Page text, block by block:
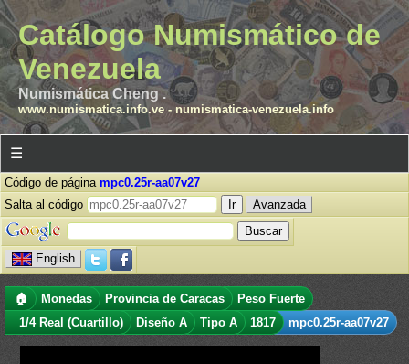
Catálogo Numismático de
Venezuela
Numismática Cheng .
www.numismatica.info.ve- numismatica-venezuela.info
☰
Código de página mpc0.25r-aa07v27
Salta al código
Avanzada
English
🏠 Monedas Provincia de Caracas
Peso Fuerte
1/4 Real (Cuartillo)
Diseño A Tipo A 1817 mpc0.25r-aa07v27